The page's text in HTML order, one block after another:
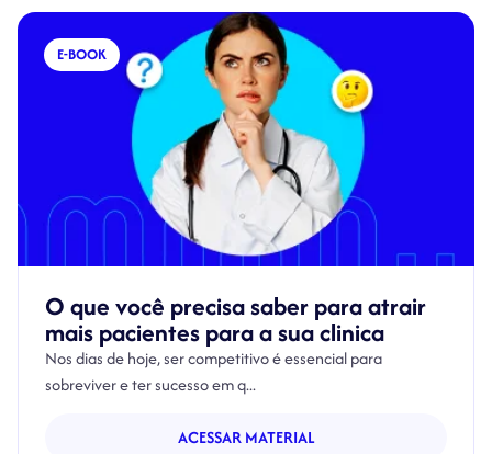
E-BOOK
O que você precisa saber para atrair
mais pacientes para a sua clinica
Nos dias de hoje, ser competitivo é essencial para
sobreviver e ter sucesso em q...
ACESSAR MATERIAL